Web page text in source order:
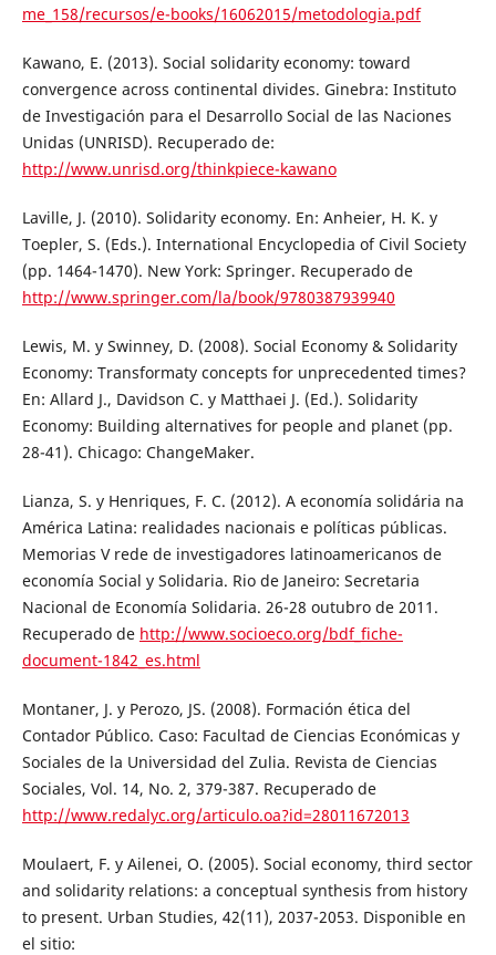
me_158/recursos/e-books/16062015/metodologia.pdf
Kawano, E. (2013). Social solidarity economy: toward
convergence across continental divides. Ginebra: Instituto
de Investigación para el Desarrollo Social de las Naciones
Unidas (UNRISD). Recuperado de:
http://www.unrisd.org/thinkpiece-kawano
Laville, J. (2010). Solidarity economy. En: Anheier, H. K. y
Toepler, S. (Eds.). International Encyclopedia of Civil Society
(pp. 1464-1470). New York: Springer. Recuperado de
http://www.springer.com/la/book/9780387939940
Lewis, M. y Swinney, D. (2008). Social Economy & Solidarity
Economy: Transformaty concepts for unprecedented times?
En: Allard J., Davidson C. y Matthaei J. (Ed.). Solidarity
Economy: Building alternatives for people and planet (pp.
28-41). Chicago: ChangeMaker.
Lianza, S. y Henriques, F. C. (2012). A economía solidária na
América Latina: realidades nacionais e políticas públicas.
Memorias V rede de investigadores latinoamericanos de
economía Social y Solidaria. Rio de Janeiro: Secretaria
Nacional de Economía Solidaria. 26-28 outubro de 2011.
Recuperado de http://www.socioeco.org/bdf_fiche-
document-1842_es.html
Montaner, J. y Perozo, JS. (2008). Formación ética del
Contador Público. Caso: Facultad de Ciencias Económicas y
Sociales de la Universidad del Zulia. Revista de Ciencias
Sociales, Vol. 14, No. 2, 379-387. Recuperado de
http://www.redalyc.org/articulo.oa?id=28011672013
Moulaert, F. y Ailenei, O. (2005). Social economy, third sector
and solidarity relations: a conceptual synthesis from history
to present. Urban Studies, 42(11), 2037-2053. Disponible en
el sitio: